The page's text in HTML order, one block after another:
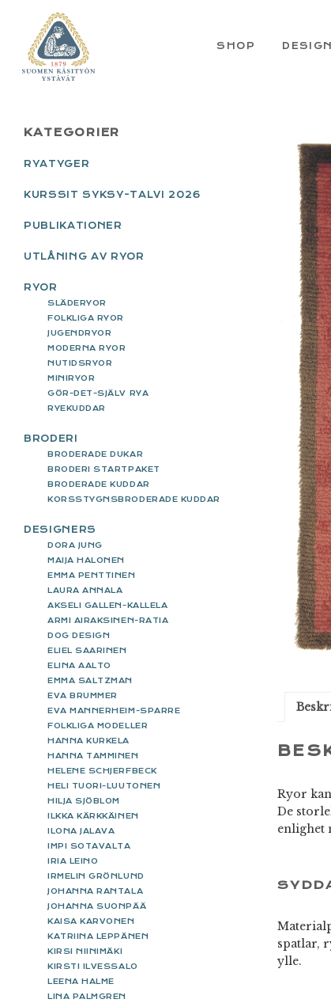
primary
navigation
content
primary
sidebar
footer
SHOP
Ryor
De
enlighet
spatlar,
ylle.
PRIMARY
SIDEBAR
KATEGORIER
RYATYGER
KURSSIT SYKSY-TALVI 2026
PUBLIKATIONER
UTLÅNING AV RYOR
RYOR
SLÄDERYOR
FOLKLIGA RYOR
JUGENDRYOR
MODERNA RYOR
NUTIDSRYOR
MINIRYOR
GÖR-DET-SJÄLV RYA
RYEKUDDAR
BRODERI
BRODERADE DUKAR
BRODERI STARTPAKET
BRODERADE KUDDAR
KORSSTYGNSBRODERADE KUDDAR
DESIGNERS
DORA JUNG
MAIJA HALONEN
EMMA PENTTINEN
LAURA ANNALA
AKSELI GALLEN-KALLELA
ARMI AIRAKSINEN-RATIA
DOG DESIGN
ELIEL SAARINEN
ELINA AALTO
EMMA SALTZMAN
EVA BRUMMER
EVA MANNERHEIM-SPARRE
FOLKLIGA MODELLER
HANNA KURKELA
HANNA TAMMINEN
HELENE SCHJERFBECK
HELI TUORI-LUUTONEN
HILJA SJÖBLOM
ILKKA KÄRKKÄINEN
ILONA JALAVA
IMPI SOTAVALTA
IRIA LEINO
IRMELIN GRÖNLUND
JOHANNA RANTALA
JOHANNA SUONPÄÄ
KAISA KARVONEN
KATRIINA LEPPÄNEN
KIRSI NIINIMÄKI
KIRSTI ILVESSALO
LEENA HALME
LINA PALMGREN